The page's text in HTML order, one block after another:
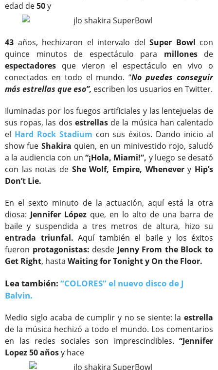
edad de50y
43 años, hechizaron el intervalo del Super Bowl con
quince minutos de espectáculo para millonesde
espectadores que vieron el espectáculo en vivo o
conectados en todo el mundo. “No puedes conseguir
más estrellas que eso”, escriben los usuarios en Twitter.
Iluminadas por los fuegos artificiales y las lentejuelas de
sus ropas, las dos estrellasde la música han calentado
el Hard Rock Stadium con sus éxitos. Dando inicio al
show fue Shakira quien, en un minivestido rojo, saludó
a la audiencia con un “¡Hola, Miami!”, y luego se desató
con las notas de She Wolf, Empire, Whenevery Hip’s
Don’t Lie.
En el sexto minuto de la actuación, aquí está la otra
diosa: Jennifer López que, en lo alto de una barra de
baile y suspendida a tres metros de altura, hizo su
entrada triunfal. Aquí también el baile y los éxitos
fueron protagonistas: desde Jenny From the Block to
Get Right, hasta Waiting for Tonight y On the Floor.
Lea también: “COLORES” el nuevo disco de J
Balvin.
Medio siglo acaba de cumplir y no se siente: la estrella
de la música hechizó a todo el mundo. Los comentarios
en las redes sociales son imprescindibles. “Jennifer
Lopez 50 añosy hace